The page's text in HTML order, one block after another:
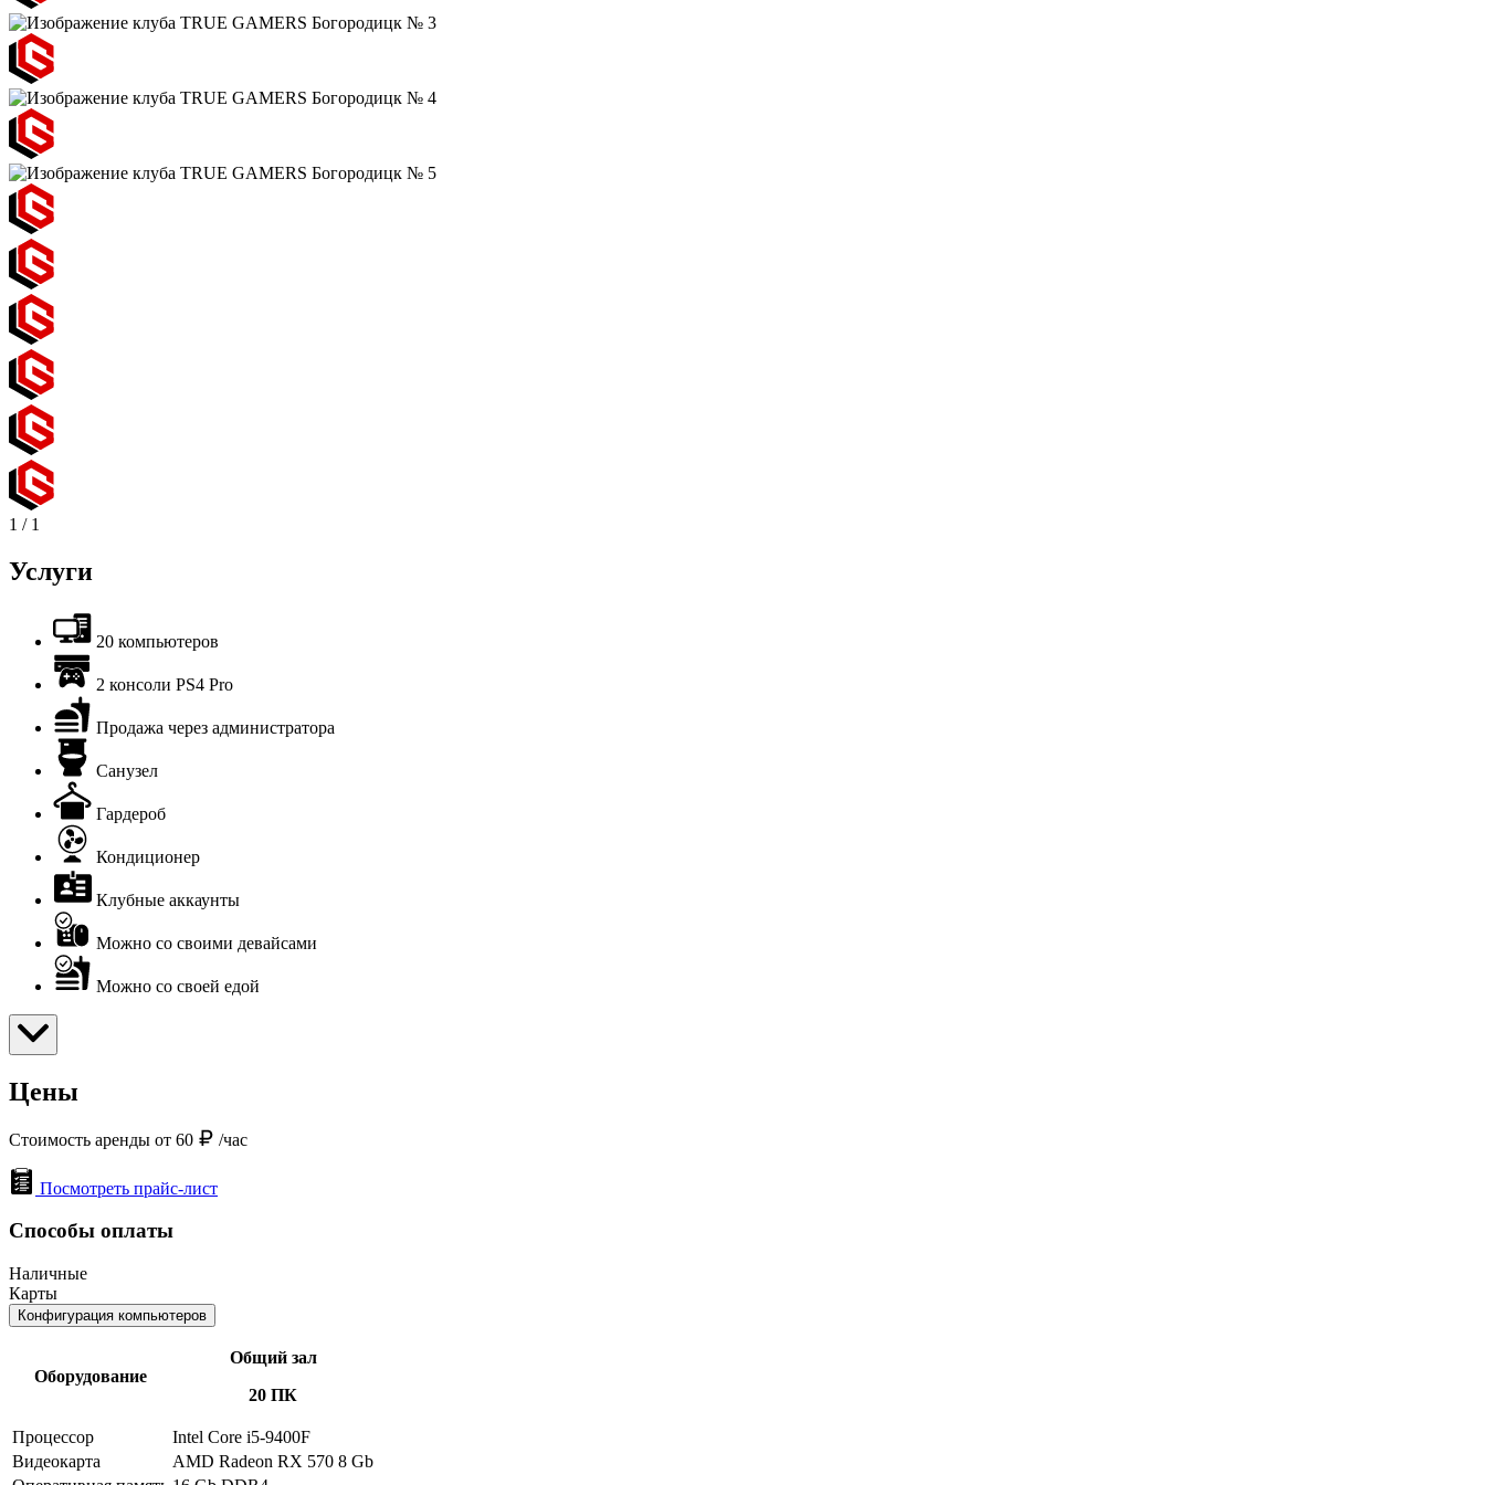
1 / 1
Услуги
20 компьютеров
2 консоли PS4 Pro
Продажа через администратора
Санузел
Гардероб
Кондиционер
Клубные аккаунты
Можно со своими девайсами
Можно со своей едой
Цены
Стоимость аренды от 60 /час
Посмотреть прайс-лист
Способы оплаты
Наличные
Карты
Конфигурация компьютеров
Оборудование
Общий зал
20 ПК
Процессор
Intel Core i5-9400F
Видеокарта
AMD Radeon RX 570 8 Gb